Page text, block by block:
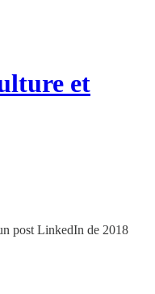
et
post LinkedIn de 2018